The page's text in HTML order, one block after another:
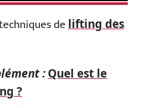
de lifting des
:Quel est le
?